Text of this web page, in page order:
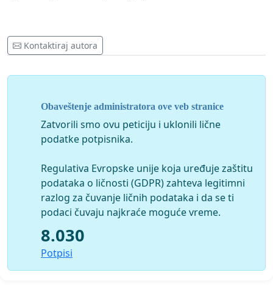
Kontaktiraj autora
Obaveštenje administratora ove veb stranice
Zatvorili smo ovu peticiju i uklonili lične
podatke potpisnika.
Regulativa Evropske unije koja uređuje zaštitu
podataka o ličnosti (GDPR) zahteva legitimni
razlog za čuvanje ličnih podataka i da se ti
podaci čuvaju najkraće moguće vreme.
8.030
Potpisi